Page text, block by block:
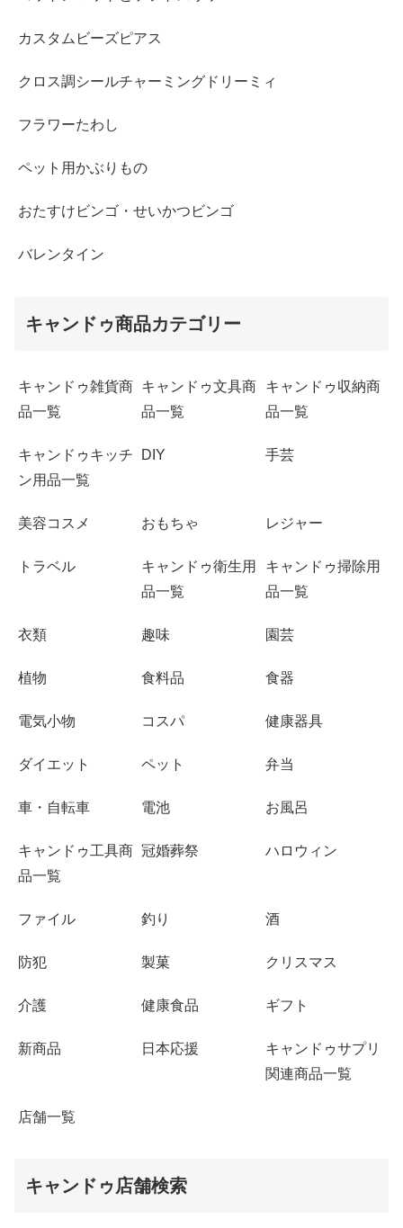
カスタムビーズピアス
クロス調シールチャーミングドリーミィ
フラワーたわし
ペット用かぶりもの
おたすけビンゴ・せいかつビンゴ
バレンタイン
キャンドゥ商品カテゴリー
キャンドゥ雑貨商
品一覧
キャンドゥ文具商
品一覧
キャンドゥ収納商
品一覧
キャンドゥキッチ
ン用品一覧
DIY 手芸
美容コスメ おもちゃ レジャー
トラベル
キャンドゥ衛生用
品一覧
キャンドゥ掃除用
品一覧
衣類 趣味 園芸
植物 食料品 食器
電気小物 コスパ 健康器具
ダイエット ペット 弁当
車・自転車 電池 お風呂
キャンドゥ工具商
品一覧
冠婚葬祭 ハロウィン
ファイル 釣り 酒
防犯 製菓 クリスマス
介護 健康食品 ギフト
新商品 日本応援
キャンドゥサプリ
関連商品一覧
店舗一覧
キャンドゥ店舗検索